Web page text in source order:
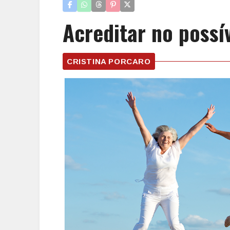
Acreditar no
CRISTINA PORCARO